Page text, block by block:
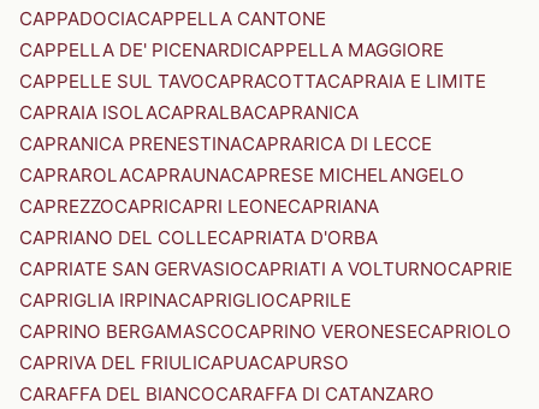
CAPPADOCIACAPPELLA CANTONE
CAPPELLA DE' PICENARDICAPPELLA MAGGIORE
CAPPELLE SUL TAVOCAPRACOTTACAPRAIA E LIMITE
CAPRAIA ISOLACAPRALBACAPRANICA
CAPRANICA PRENESTINACAPRARICA DI LECCE
CAPRAROLACAPRAUNACAPRESE MICHELANGELO
CAPREZZOCAPRICAPRI LEONECAPRIANA
CAPRIANO DEL COLLECAPRIATA D'ORBA
CAPRIATE SAN GERVASIOCAPRIATI A VOLTURNOCAPRIE
CAPRIGLIA IRPINACAPRIGLIOCAPRILE
CAPRINO BERGAMASCOCAPRINO VERONESECAPRIOLO
CAPRIVA DEL FRIULICAPUACAPURSO
CARAFFA DEL BIANCOCARAFFA DI CATANZARO